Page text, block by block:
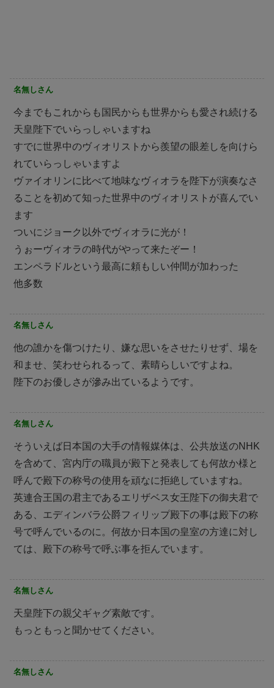
名無しさん
今までもこれからも国民からも世界からも愛され続ける
天皇陛下でいらっしゃいますね
すでに世界中のヴィオリストから羨望の眼差しを向けら
れていらっしゃいますよ
ヴァイオリンに比べて地味なヴィオラを陛下が演奏なさ
ることを初めて知った世界中のヴィオリストが喜んでい
ます
ついにジョーク以外でヴィオラに光が！
うぉーヴィオラの時代がやって来たぞー！
エンペラドルという最高に頼もしい仲間が加わった
他多数
名無しさん
他の誰かを傷つけたり、嫌な思いをさせたりせず、場を
和ませ、笑わせられるって、素晴らしいですよね。
陛下のお優しさが滲み出ているようです。
名無しさん
そういえば日本国の大手の情報媒体は、公共放送のNHK
を含めて、宮内庁の職員が殿下と発表しても何故か様と
呼んで殿下の称号の使用を頑なに拒絶していますね。
英連合王国の君主であるエリザベス女王陛下の御夫君で
ある、エディンバラ公爵フィリップ殿下の事は殿下の称
号で呼んでいるのに。何故か日本国の皇室の方達に対し
ては、殿下の称号で呼ぶ事を拒んでいます。
名無しさん
天皇陛下の親父ギャグ素敵です。
もっともっと聞かせてください。
名無しさん